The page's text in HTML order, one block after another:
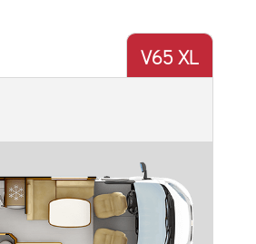
V65 XL
d'informations